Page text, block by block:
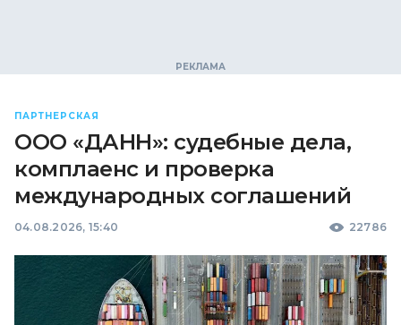
ПАРТНЕРСКАЯ
ООО «ДАНН»: судебные дела,
комплаенс и проверка
международных соглашений
04.08.2026, 15:40 22786